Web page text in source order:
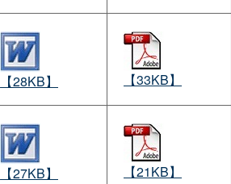
【28KB】
【33KB】
【27KB】
【21KB】